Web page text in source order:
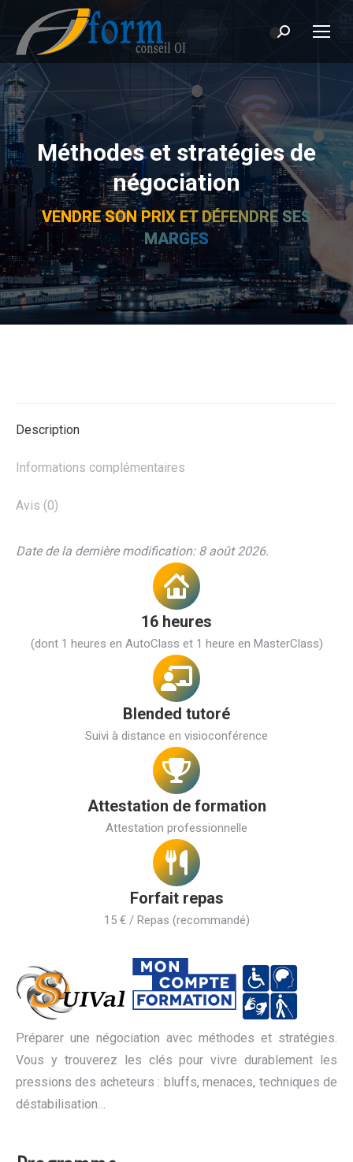
Recherche
Méthodes et stratégies de
négociation
VENDRE SON PRIX ET DÉFENDRE SES
MARGES
Description
Informations complémentaires
Avis (0)
Date de la dernière modification: 8 août 2026.
16 heures
(dont 1 heures en AutoClass et 1 heure en MasterClass)
Blended tutoré
Suivi à distance en visioconférence
Attestation de formation
Attestation professionnelle
Forfait repas
15 € / Repas (recommandé)
Préparer une négociation avec méthodes et stratégies.
Vous y trouverez les clés pour vivre durablement les
pressions des acheteurs : bluffs, menaces, techniques de
déstabilisation…